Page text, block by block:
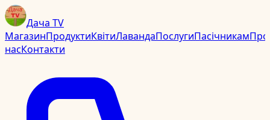
Дача TV
МагазинПродуктиКвітиЛавандаПослугиПасічникамПро
насКонтакти